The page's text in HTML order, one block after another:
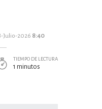
Julio-2026 8:40
TIEMPO DE LECTURA
1 minutos